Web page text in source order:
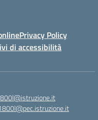
Privacy Policy
di accessibilità